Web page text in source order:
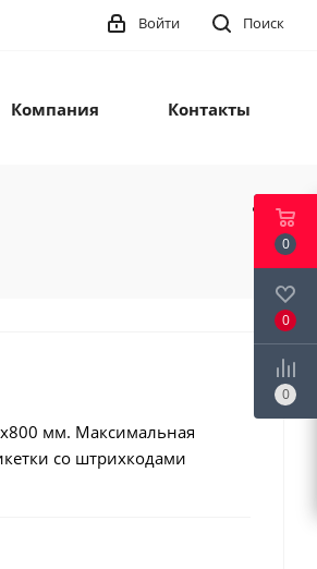
Поиск
Войти
Компания Контакты
мм. Максимальная
со штрихкодами
операций.
0
0
0